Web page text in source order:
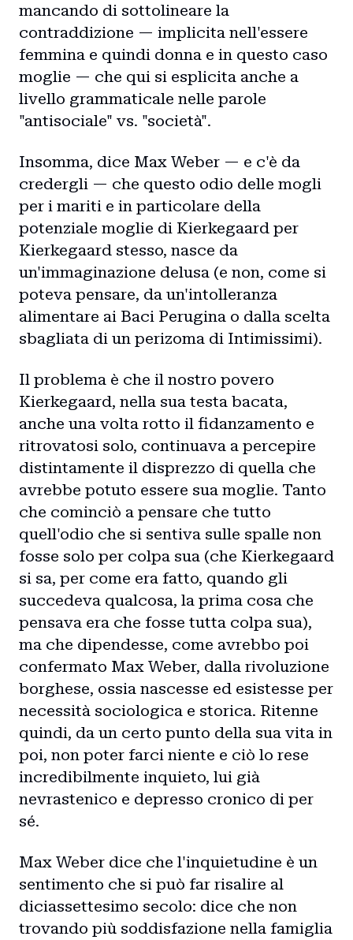
Home
Intro
Blog
Storie
Collaborazioni
mancando di sottolineare la
contraddizione — implicita nell'essere
femmina e quindi donna e in questo caso
moglie — che qui si esplicita anche a
livello grammaticale nelle parole
"antisociale" vs. "società".
Insomma, dice Max Weber — e c'è da
credergli — che questo odio delle mogli
per i mariti e in particolare della
potenziale moglie di Kierkegaard per
Kierkegaard stesso, nasce da
un'immaginazione delusa (e non, come si
poteva pensare, da un'intolleranza
alimentare ai Baci Perugina o dalla scelta
sbagliata di un perizoma di Intimissimi).
Il problema è che il nostro povero
Kierkegaard, nella sua testa bacata,
anche una volta rotto il fidanzamento e
ritrovatosi solo, continuava a percepire
distintamente il disprezzo di quella che
avrebbe potuto essere sua moglie. Tanto
che cominciò a pensare che tutto
quell'odio che si sentiva sulle spalle non
fosse solo per colpa sua (che Kierkegaard
si sa, per come era fatto, quando gli
succedeva qualcosa, la prima cosa che
pensava era che fosse tutta colpa sua),
ma che dipendesse, come avrebbo poi
confermato Max Weber, dalla rivoluzione
borghese, ossia nascesse ed esistesse per
necessità sociologica e storica. Ritenne
quindi, da un certo punto della sua vita in
poi, non poter farci niente e ciò lo rese
incredibilmente inquieto, lui già
nevrastenico e depresso cronico di per
sé.
Max Weber dice che l'inquietudine è un
sentimento che si può far risalire al
diciassettesimo secolo: dice che non
trovando più soddisfazione nella famiglia